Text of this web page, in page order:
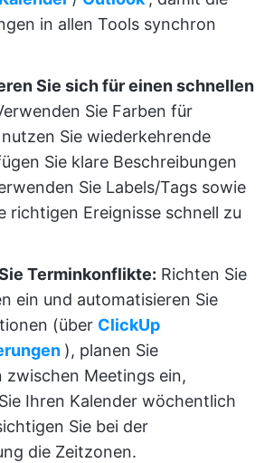
in allen Tools synchron
Sie sich für einen schnellen
Sie Farben für
Sie wiederkehrende
Sie klare Beschreibungen
Sie Labels/Tags sowie
richtigen Ereignisse schnell zu
Terminkonflikte: Richten Sie
ein und automatisieren Sie
(über ClickUp
), planen Sie
zwischen Meetings ein,
Ihren Kalender wöchentlich
Sie bei der
die Zeitzonen.